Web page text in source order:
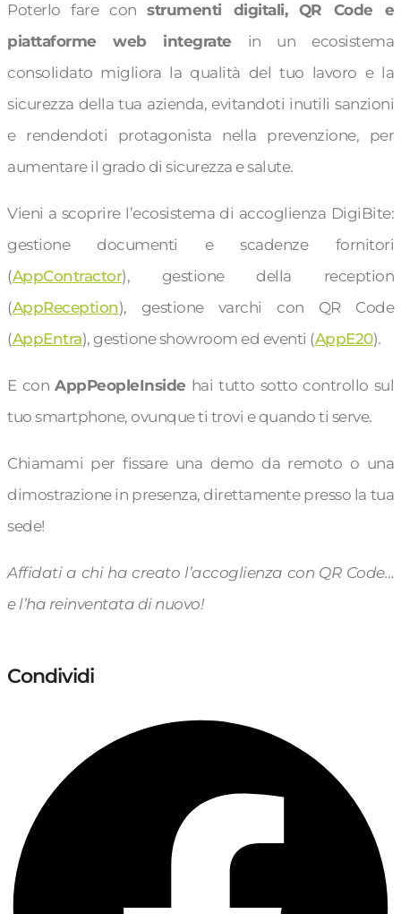
Poterlo fare construmenti digitali, QR Code e
piattaforme web integrate in un ecosistema
consolidato migliora la qualità del tuo lavoro e la
sicurezza della tua azienda, evitandoti inutili sanzioni
e rendendoti protagonista nella prevenzione, per
aumentare il grado di sicurezza e salute.
Vieni a scoprire l’ecosistema di accoglienza DigiBite:
gestione documenti e scadenze fornitori
(AppContractor), gestione della reception
(AppReception), gestione varchi con QR Code
(AppEntra), gestione showroom ed eventi (AppE20).
E con AppPeopleInside hai tutto sotto controllo sul
tuo smartphone, ovunque ti trovi e quando ti serve.
Chiamami per fissare una demo da remoto o una
dimostrazione in presenza, direttamente presso la tua
sede!
Affidati a chi ha creato l’accoglienza con QR Code…
e l’ha reinventata di nuovo!
Condividi